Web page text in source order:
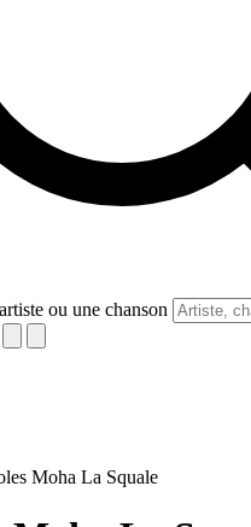
ou une chanson
Moha La Squale